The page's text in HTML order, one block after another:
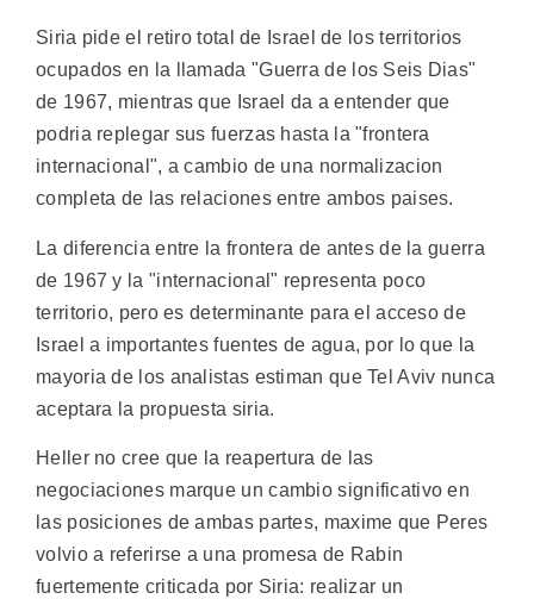
Siria pide el retiro total de Israel de los territorios
ocupados en la llamada "Guerra de los Seis Dias"
de 1967, mientras que Israel da a entender que
podria replegar sus fuerzas hasta la "frontera
internacional", a cambio de una normalizacion
completa de las relaciones entre ambos paises.
La diferencia entre la frontera de antes de la guerra
de 1967 y la "internacional" representa poco
territorio, pero es determinante para el acceso de
Israel a importantes fuentes de agua, por lo que la
mayoria de los analistas estiman que Tel Aviv nunca
aceptara la propuesta siria.
Heller no cree que la reapertura de las
negociaciones marque un cambio significativo en
las posiciones de ambas partes, maxime que Peres
volvio a referirse a una promesa de Rabin
fuertemente criticada por Siria: realizar un